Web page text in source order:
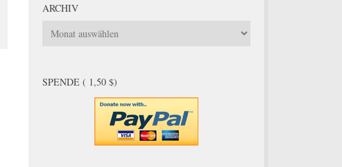
ARCHIV
Archiv
SPENDE ( 1,50 $)